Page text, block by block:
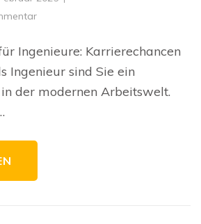
zu
Ingenieure
der
Ingenieure: Karrierechancen
Ingenieur sind Sie ein
der modernen Arbeitswelt.